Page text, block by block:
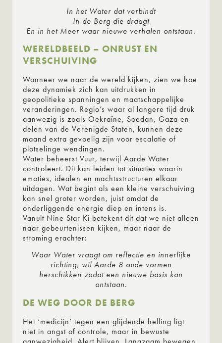
In het Water dat verbindt
In de Berg die draagt
En in het Meer waar nieuwe verhalen ontstaan.
WERELDBEELD – ONRUST EN
VERSCHUIVING
Wanneer we naar de wereld kijken, zien we hoe
deze dynamiek zich kan uitdrukken in
geopolitieke spanningen en maatschappelijke
veranderingen. Regio’s waar al langere tijd druk
aanwezig is zoals Oekraïne, Soedan, Gaza en
delen van de Verenigde Staten, kunnen deze
maand extra gevoelig zijn voor escalatie of
plotselinge wendingen.
Water beheerst Vuur, terwijl Aarde Water
controleert. Dit kan leiden tot situaties waarin
emoties, idealen en machtsstructuren elkaar
uitdagen. Wat begint als een kleine verschuiving
kan snel groter worden, juist omdat de
onderliggende energie diep en intens is.
Vanuit Nine Star Ki betekent dit dat we niet alleen
naar gebeurtenissen kijken, maar naar de
stroming erachter:
Waar Water vraagt om reflectie en innerlijke
richting, wil Aarde 8 oude vormen
herschikken zodat een nieuwe basis kan
ontstaan.
DE WEG DOOR DE BERG
Het ‘medicijn’ tegen een glijdende helling ligt
niet in angst of controle, maar in bewuste